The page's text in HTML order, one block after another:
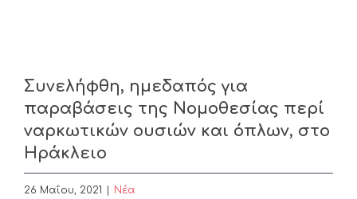
Συνελήφθη, ημεδαπός για
παραβάσεις της Νομοθεσίας περί
ναρκωτικών ουσιών και όπλων, στο
Ηράκλειο
26 Μαΐου, 2021 Nέα